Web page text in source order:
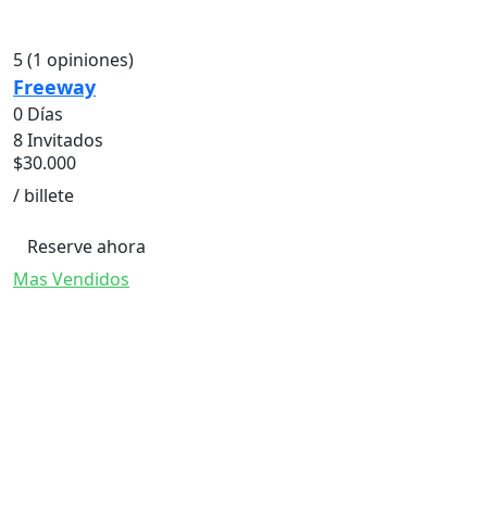
5(1 opiniones)
Freeway
0 Días
8 Invitados
$30.000
/ billete
Reserve ahora
Mas Vendidos